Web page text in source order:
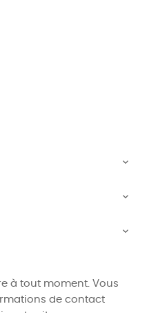



à tout moment. Vous
de contact